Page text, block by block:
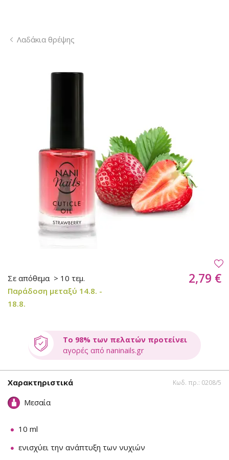
Λαδάκια θρέψης
Σε απόθεμα > 10 τεμ.
Παράδοση μεταξύ 14.8. -
18.8.
2,79 €
Το 98% των πελατών προτείνει
αγορές από naninails.gr
Χαρακτηριστικά Κωδ. πρ.: 0208/5
Μεσαία
10 ml
ενισχύει την ανάπτυξη των νυχιών